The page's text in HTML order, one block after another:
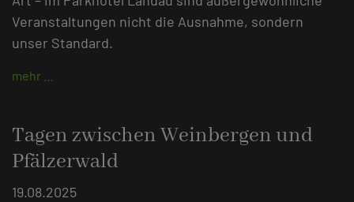
Veranstaltungen nicht die Ausnahme, sondern
unser Standard.
mehr …
Tagen zwischen Weinbergen und
Pfälzerwald
19.08.2025